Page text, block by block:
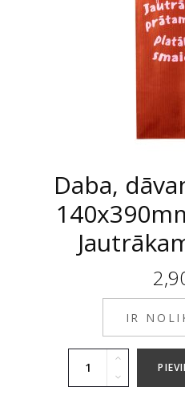
Daba,
IR